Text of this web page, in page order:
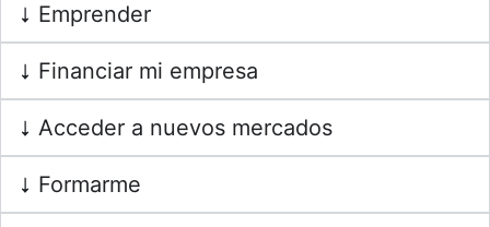
Emprender
Financiar mi empresa
Acceder a nuevos mercados
Formarme